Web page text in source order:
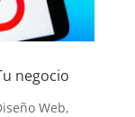
negocio
Web,